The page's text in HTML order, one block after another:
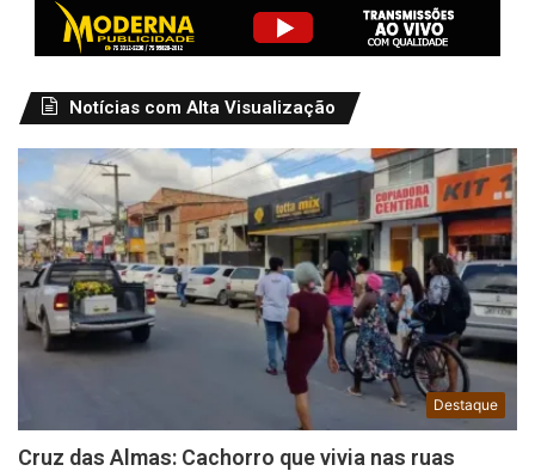
Notícias com Alta Visualização
Destaque
Cruz das Almas: Cachorro que vivia nas ruas